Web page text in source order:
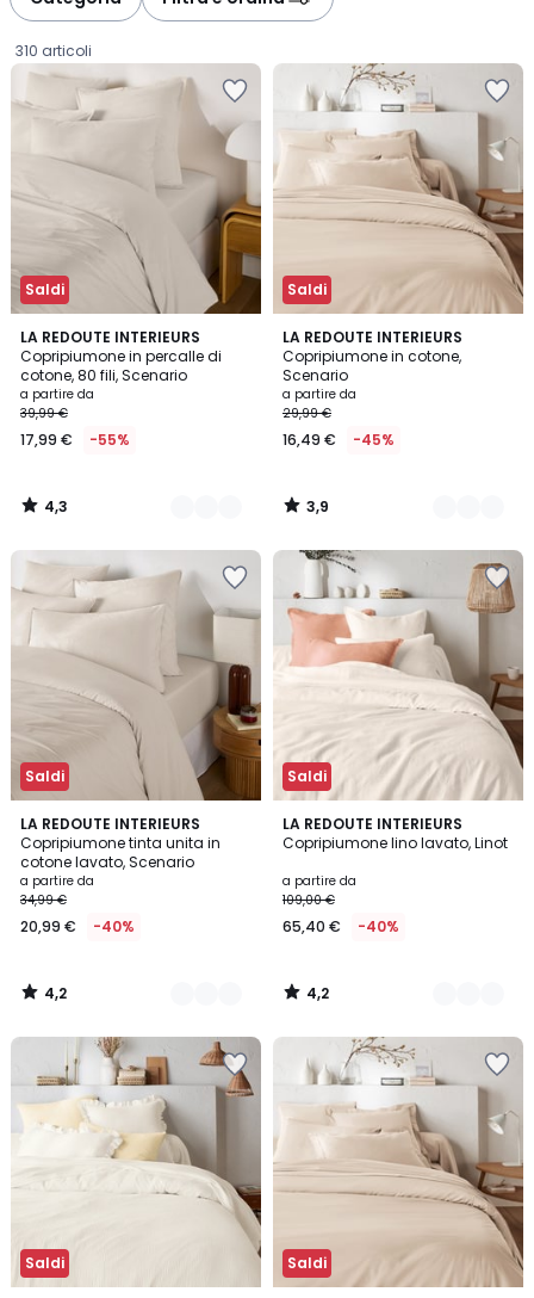
310 articoli
Saldi
LA REDOUTE INTERIEURS
Copripiumone in percalle di
cotone, 80 fili, Scenario
Prezzo
a
partire
17,99
€
di
39,99
€
55%
sconto
applicato.
a partire da
39,99 €
17,99 € -55%
4,3
/ 5
21
Colori
4,3
/
Saldi
LA REDOUTE INTERIEURS
Copripiumone in cotone,
Scenario
a partire da
29,99 €
16,49 € -45%
3,9
/ 5
22
Colori
3,9
/
Saldi
LA REDOUTE INTERIEURS
Copripiumone tinta unita in
cotone lavato, Scenario
a partire da
34,99 €
20,99 € -40%
4,2
/ 5
18
Colori
4,2
/
Saldi
LA REDOUTE INTERIEURS
Copripiumone lino lavato, Linot
a partire da
109,00 €
65,40 € -40%
4,2
/ 5
21
Colori
4,2
/
Saldi Saldi